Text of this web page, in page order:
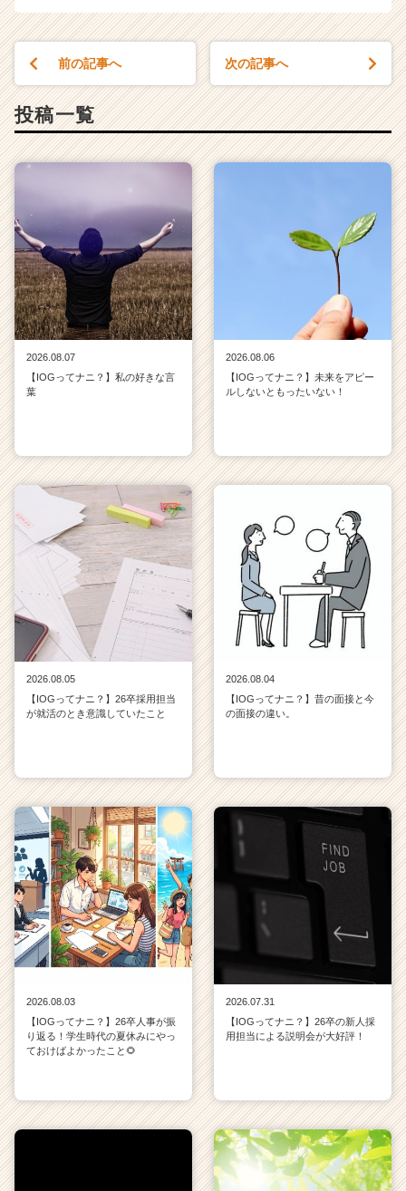
前の記事へ 次の記事へ
投稿一覧
2026.08.07
【IOGってナニ？】私の好きな言
葉
2026.08.06
【IOGってナニ？】未来をアピー
ルしないともったいない！
2026.08.05
【IOGってナニ？】26卒採用担当
が就活のとき意識していたこと
2026.08.04
【IOGってナニ？】昔の面接と今
の面接の違い。
2026.08.03
【IOGってナニ？】26卒人事が振
り返る！学生時代の夏休みにやっ
ておけばよかったこと🌻
2026.07.31
【IOGってナニ？】26卒の新人採
用担当による説明会が大好評！